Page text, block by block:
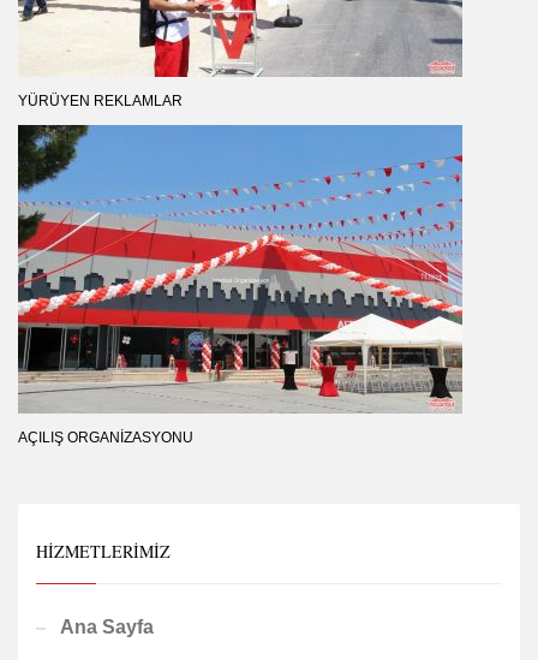
YÜRÜYEN REKLAMLAR
AÇILIŞ ORGANIZASYONU
HIZMETLERIMIZ
Ana Sayfa